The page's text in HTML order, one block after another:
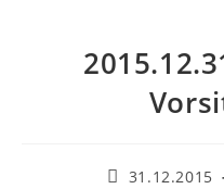
Beitrag
31.12.2015